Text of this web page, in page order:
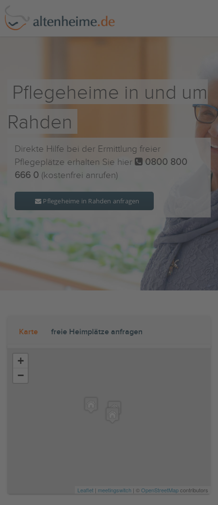
Pflegeheime in und um
Rahden
Direkte Hilfe bei der Ermittlung freier
Pflegeplätze erhalten Sie hier
0800 800
666 0 (kostenfrei anrufen)
Pflegeheime in Rahden anfragen
Karte freie Heimplätze anfragen
+
−
Leaflet | meetingswitch | ©OpenStreetMapcontributors